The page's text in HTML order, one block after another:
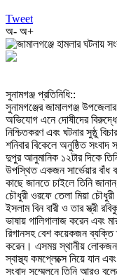
Tweet
অ- অ+
‎সুনামগঞ্জ প্রতিনিধি::
‎সুনামগঞ্জের জামালগঞ্জ
অভিযোগ এনে দোষীদের
নিশ্চিতকরণ এবং ঘটনার সুষ্ঠু
‎শনিবার বিকেলে অনুষ্ঠিত
দুপুর আনুমানিক ১২টার দিকে
উপস্থিত একজন সার্ভেয়ার বাঁধ
কাছে জানতে চাইলে তিনি
চৌধুরী ওরফে তেলা মিয়া
ইসলাম বিন বারী ও তার স্ত্রী
ভাষায় গালিগালাজ করেন এবং
রিগানসহ বেশ কয়েকজন ব্যক্তি
করেন। এসময় স্থানীয় লোকজন
স্বাস্থ্য কমপ্লেক্সে নিয়ে যান
‎সংবাদ সম্মেলনে তিনি আরও